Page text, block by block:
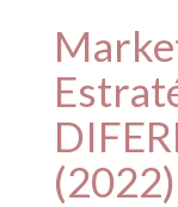
(2022)